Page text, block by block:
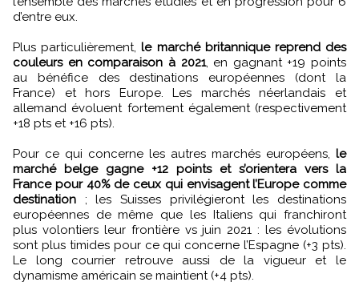
d’entre eux.
Plus particulièrement,le marché britannique reprend des
couleurs en comparaison à 2021, en gagnant +19 points
au bénéfice des destinations européennes (dont la
France) et hors Europe. Les marchés néerlandais et
allemand évoluent fortement également (respectivement
+18 pts et +16 pts).
Pour ce qui concerne les autres marchés européens, le
marché belge gagne +12 points et s’orientera vers la
France pour 40% de ceux qui envisagent l’Europe comme
destination ; les Suisses privilégieront les destinations
européennes de même que les Italiens qui franchiront
plus volontiers leur frontière vs juin 2021 : les évolutions
sont plus timides pour ce qui concerne l’Espagne (+3 pts).
Le long courrier retrouve aussi de la vigueur et le
dynamisme américain se maintient (+4 pts).